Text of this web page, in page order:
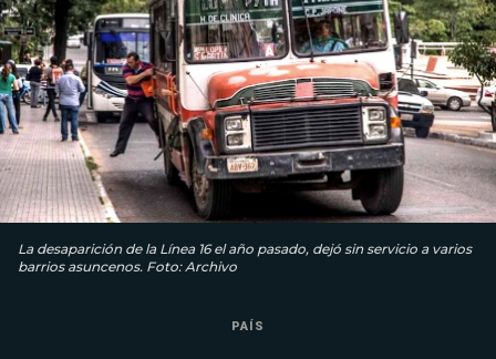
La desaparición de la Línea 16 el año pasado, dejó sin servicio a varios
barrios asuncenos. Foto: Archivo
PAÍS